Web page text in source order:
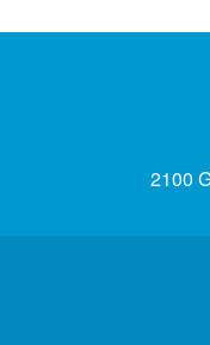
2100